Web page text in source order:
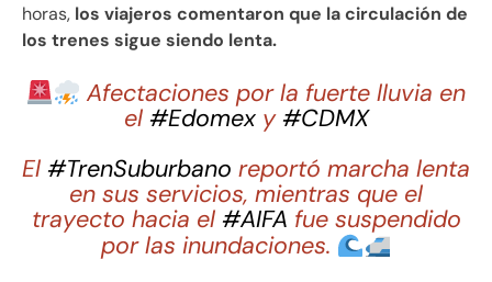
horas, los viajeros comentaron que la circulación de
los trenes sigue siendo lenta.
Afectaciones por la fuerte lluvia en
el #Edomexy#CDMX
El #TrenSuburbano reportó marcha lenta
en sus servicios, mientras que el
trayecto hacia el #AIFA fue suspendido
por las inundaciones.